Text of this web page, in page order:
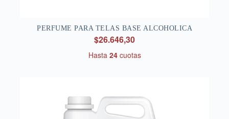
PERFUME PARA TELAS BASE ALCOHOLICA
$26.646,30
Hasta 24cuotas